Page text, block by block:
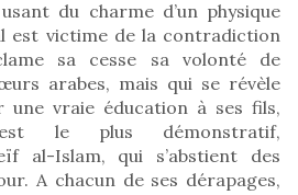
du charme d’un physique
est victime de la contradiction
sa cesse sa volonté de
arabes, mais qui se révèle
une vraie éducation à ses fils,
le plus démonstratif,
al-Islam, qui s’abstient des
A chacun de ses dérapages,